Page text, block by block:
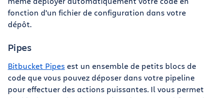
fonction d'un fichier de configuration dans votre
dépôt.
Pipes
Bitbucket Pipes est un ensemble de petits blocs de
code que vous pouvez déposer dans votre pipeline
pour effectuer des actions puissantes. Il vous permet